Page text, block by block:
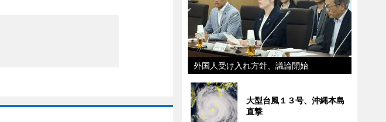
外国人受け入れ方針、議論開始
大型台風１３号、沖縄本島
直撃